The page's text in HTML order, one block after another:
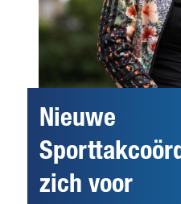
Nieuwe
zich voor